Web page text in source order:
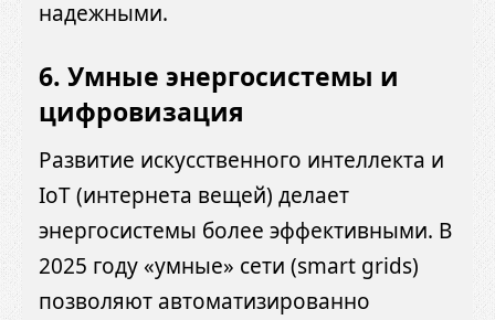
надежными.
6. Умные энергосистемы и
цифровизация
Развитие искусственного интеллекта и
IoT (интернета вещей) делает
энергосистемы более эффективными. В
2025 году «умные» сети (smart grids)
позволяют автоматизированно